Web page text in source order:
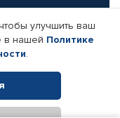
компании
улучшить ваш
в нашей Политике
.